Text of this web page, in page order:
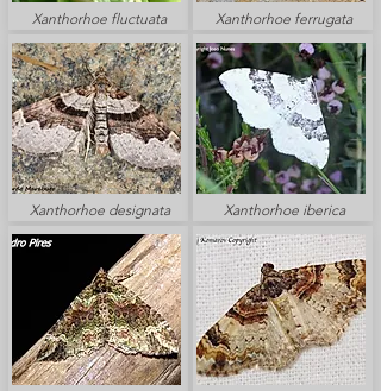
Xanthorhoe fluctuata
Xanthorhoe designata
Xanthorhoe ferrugata
Xanthorhoe iberica